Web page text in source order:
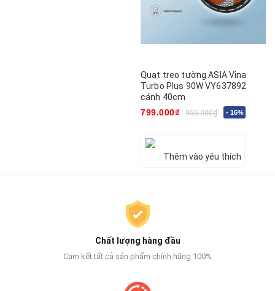
Quạt treo tường ASIA Vina
Turbo Plus 90W VY637892
cánh 40cm
799.000₫
955.000₫ - 16%
Thêm vào yêu thích
Chất lượng hàng đầu
Cam kết tất cả sản phẩm chính hãng 100%